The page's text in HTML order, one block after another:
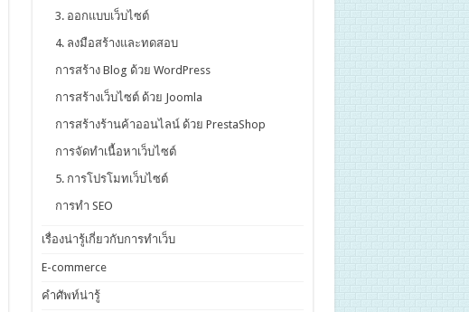
3. ออกแบบเว็บไซต์
4. ลงมือสร้างและทดสอบ
การสร้าง Blog ด้วย WordPress
การสร้างเว็บไซต์ ด้วย Joomla
การสร้างร้านค้าออนไลน์ ด้วย PrestaShop
การจัดทำเนื้อหาเว็บไซต์
5. การโปรโมทเว็บไซต์
การทำ SEO
เรื่องน่ารู้เกี่ยวกับการทำเว็บ
E-commerce
คำศัพท์น่ารู้